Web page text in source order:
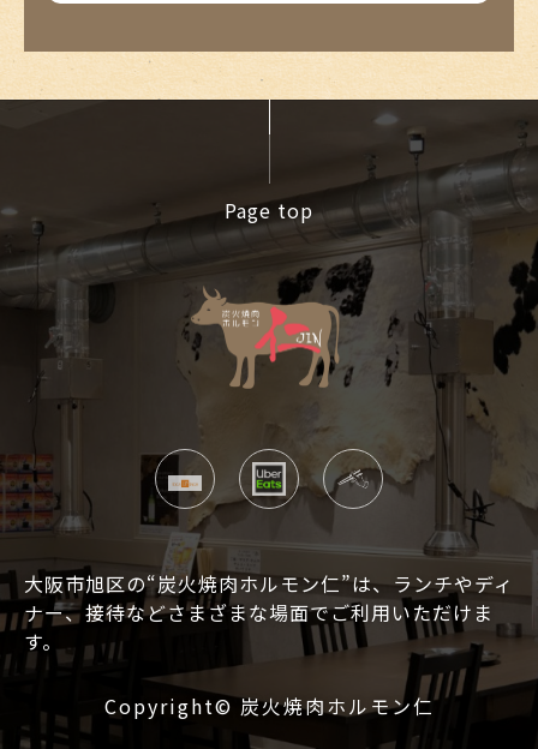
Page top
大阪市旭区の“炭火焼肉ホルモン仁”は、ランチやディ
ナー、接待などさまざまな場面でご利用いただけま
す。
Copyright©炭火焼肉ホルモン仁